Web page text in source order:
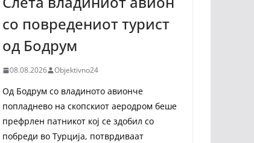
со повредениот турист
од Бодрум
08.08.2026 Objektivno24
Од Бодрум со владиното авионче
попладнево на скопскиот аеродром беше
префрлен патникот кој се здобил со
побреди во Турција, потврдиваат